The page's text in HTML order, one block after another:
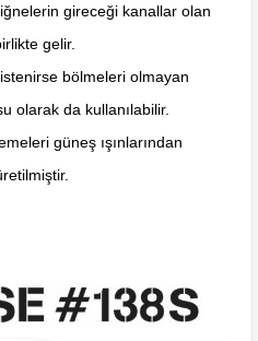
gireceği kanallar olan
gelir.
bölmeleri olmayan
olarak da kullanılabilir.
güneş ışınlarından